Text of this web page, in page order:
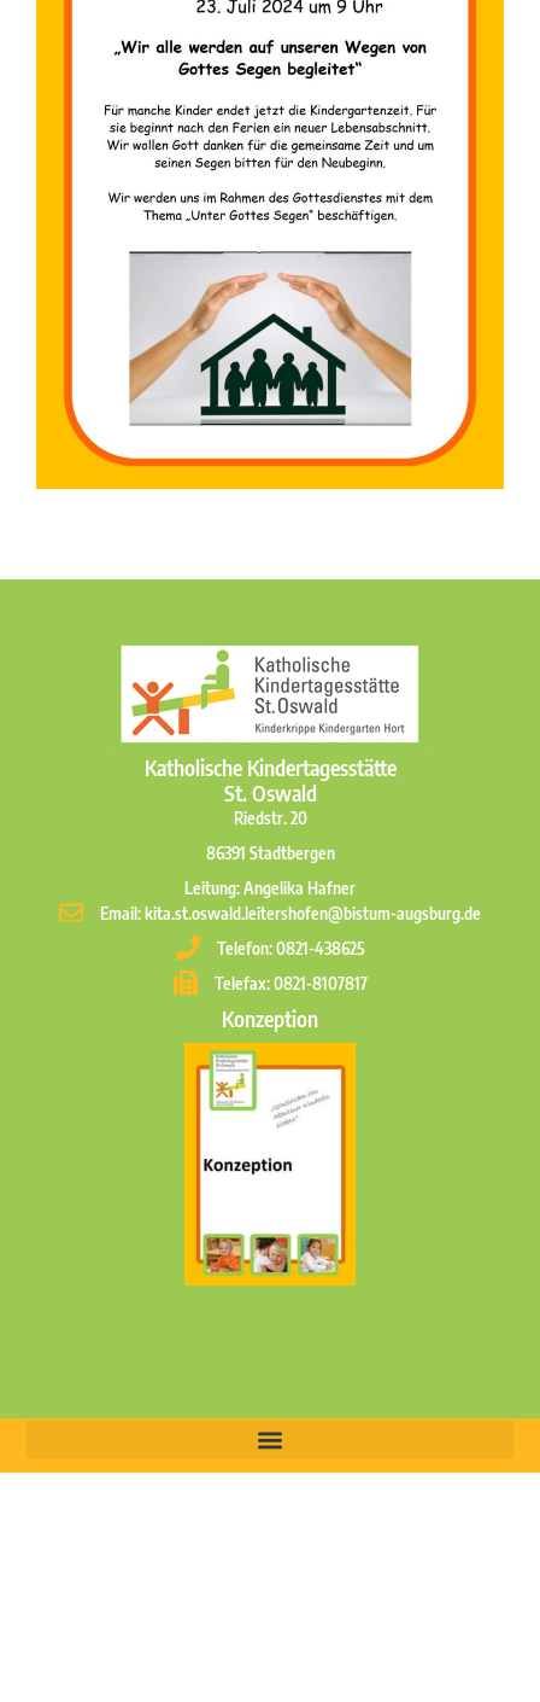
Katholische Kindertagesstätte
St. Oswald
Riedstr. 20
86391 Stadtbergen
Leitung: Angelika Hafner
Email: kita.st.oswald.leitershofen@bistum-augsburg.de
Telefon: 0821-438625
Telefax: 0821-8107817
Konzeption